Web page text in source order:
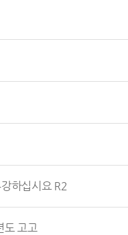
하십시요 R2
도 고고